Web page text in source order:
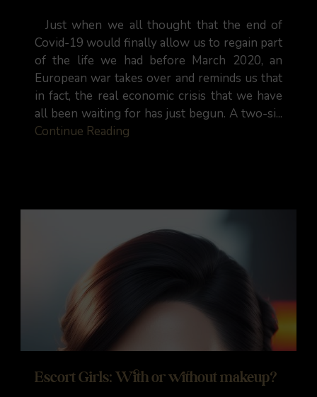
Just when we all thought that the end of
Covid-19 would finally allow us to regain part
of the life we had before March 2020, an
European war takes over and reminds us that
in fact, the real economic crisis that we have
all been waiting for has just begun. A two-si...
Continue Reading
Escort Girls: With or without makeup?